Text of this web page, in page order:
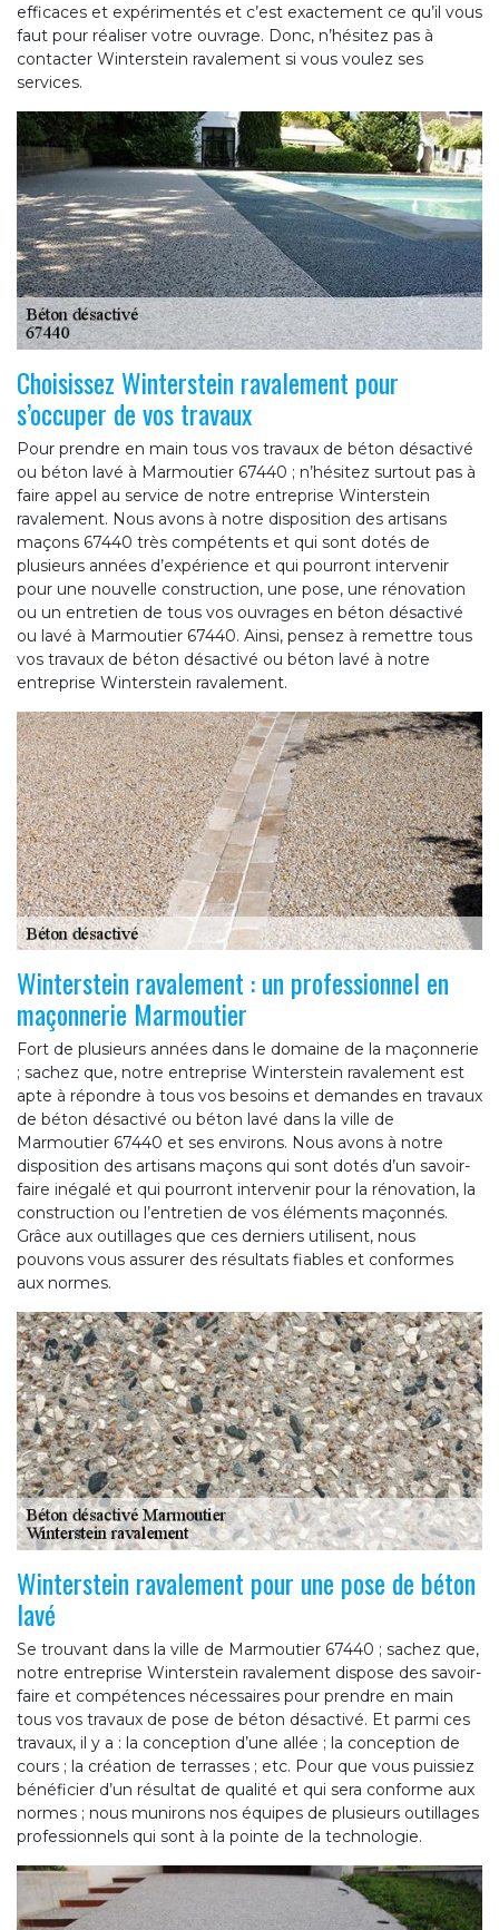
efficaces et expérimentés et c’est exactement ce qu’il vous
faut pour réaliser votre ouvrage. Donc, n’hésitez pas à
contacter Winterstein ravalement si vous voulez ses
services.
Choisissez Winterstein ravalement pour
s’occuper de vos travaux
Pour prendre en main tous vos travaux de béton désactivé
ou béton lavé à Marmoutier 67440 ; n’hésitez surtout pas à
faire appel au service de notre entreprise Winterstein
ravalement. Nous avons à notre disposition des artisans
maçons 67440 très compétents et qui sont dotés de
plusieurs années d’expérience et qui pourront intervenir
pour une nouvelle construction, une pose, une rénovation
ou un entretien de tous vos ouvrages en béton désactivé
ou lavé à Marmoutier 67440. Ainsi, pensez à remettre tous
vos travaux de béton désactivé ou béton lavé à notre
entreprise Winterstein ravalement.
Winterstein ravalement : un professionnel en
maçonnerie Marmoutier
Fort de plusieurs années dans le domaine de la maçonnerie
; sachez que, notre entreprise Winterstein ravalement est
apte à répondre à tous vos besoins et demandes en travaux
de béton désactivé ou béton lavé dans la ville de
Marmoutier 67440 et ses environs. Nous avons à notre
disposition des artisans maçons qui sont dotés d’un savoir-
faire inégalé et qui pourront intervenir pour la rénovation, la
construction ou l’entretien de vos éléments maçonnés.
Grâce aux outillages que ces derniers utilisent, nous
pouvons vous assurer des résultats fiables et conformes
aux normes.
Winterstein ravalement pour une pose de béton
lavé
Se trouvant dans la ville de Marmoutier 67440 ; sachez que,
notre entreprise Winterstein ravalement dispose des savoir-
faire et compétences nécessaires pour prendre en main
tous vos travaux de pose de béton désactivé. Et parmi ces
travaux, il y a : la conception d’une allée ; la conception de
cours ; la création de terrasses ; etc. Pour que vous puissiez
bénéficier d’un résultat de qualité et qui sera conforme aux
normes ; nous munirons nos équipes de plusieurs outillages
professionnels qui sont à la pointe de la technologie.